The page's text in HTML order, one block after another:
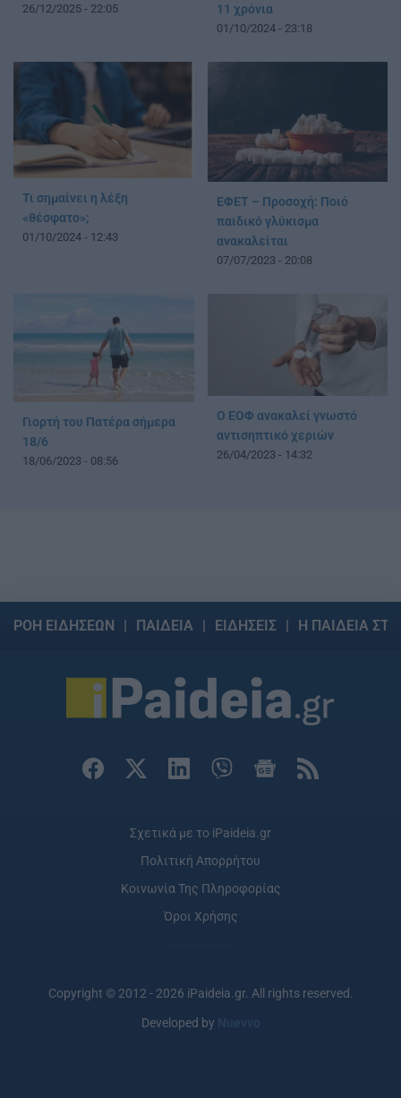
26/12/2025 - 22:05
11 χρόνια
01/10/2024 - 23:18
Τι σημαίνει η λέξη
«θέσφατο»;
01/10/2024 - 12:43
ΕΦΕΤ – Προσοχή: Ποιό
παιδικό γλύκισμα
ανακαλείται
07/07/2023 - 20:08
Γιορτή του Πατέρα σήμερα
18/6
18/06/2023 - 08:56
O ΕΟΦ ανακαλεί γνωστό
αντισηπτικό χεριών
26/04/2023 - 14:32
ΡΟΗ ΕΙΔΗΣΕΩΝ ΠΑΙΔΕΙΑ ΕΙΔΗΣΕΙΣ Η ΠΑΙΔΕΙΑ
Σχετικά με το iPaideia.gr
Πολιτική Απορρήτου
Κοινωνία Της Πληροφορίας
Όροι Χρήσης
Copyright © 2012 - 2026 iPaideia.gr. All rights reserved.
Developed by